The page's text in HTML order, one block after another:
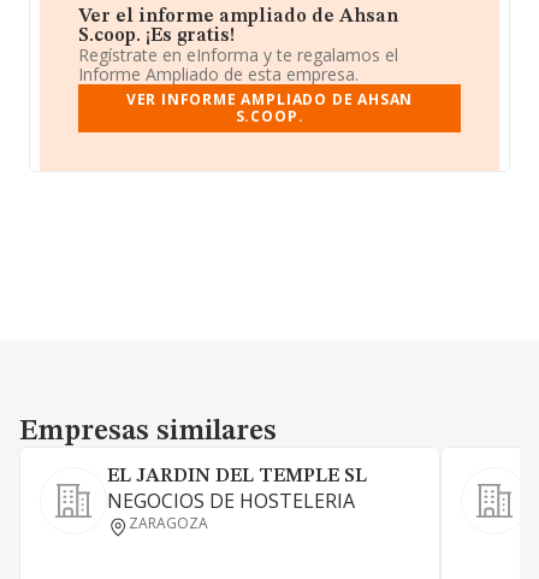
Ver el informe ampliado de Ahsan
S.coop. ¡Es gratis!
Regístrate en eInforma y te regalamos el
Informe Ampliado de esta empresa.
VER INFORME AMPLIADO DE AHSAN
S.COOP.
Empresas similares
Empresas similares
EL JARDIN DEL TEMPLE SL
NEGOCIOS DE HOSTELERIA
ZARAGOZA